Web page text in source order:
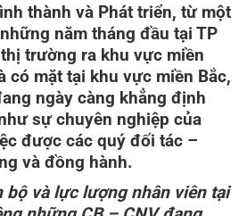
thành và Phát triển, từ một
năm tháng đầu tại TP
trường ra khu vực miền
có mặt tại khu vực miền Bắc,
ngày càng khẳng định
sự chuyên nghiệp của
được các quý đối tác –
và đồng hành.
bộ và lực lượng nhân viên tại